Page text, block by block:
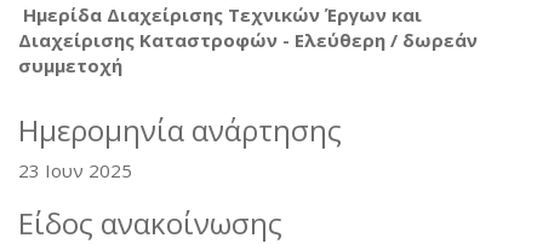
Ημερίδα Διαχείρισης Τεχνικών Έργων και
Διαχείρισης Καταστροφών - Ελεύθερη / δωρεάν
συμμετοχή
Ημερομηνία ανάρτησης
23 Ιουν 2025
Είδος ανακοίνωσης